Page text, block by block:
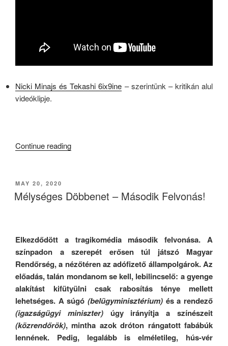
Nicki Minajs és Tekashi 6ix9ine – szerintünk – kritikán alul
videóklipje.
Continue reading“KB039
Matter”
POSTED
ON
MAY 20, 2020
Mélységes Döbbenet – Második Felvonás!
Elkezdődött a tragikomédia második felvonása. A
színpadon a szerepét erősen túl játszó Magyar
Rendőrség, a nézőtéren az adófizető állampolgárok. Az
előadás, talán mondanom se kell, lebilincselő: a gyenge
alakítást kifütyülni csak rabosítás ténye mellett
lehetséges. A súgó (belügyminisztérium) és a rendező
(igazságügyi miniszter)úgy irányítja a színészeit
(közrendőrök), mintha azok dróton rángatott fabábúk
lennének. Pedig, legalább is elméletileg, hús-vér